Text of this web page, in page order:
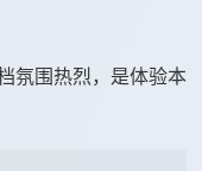
氛围热烈，是体验本